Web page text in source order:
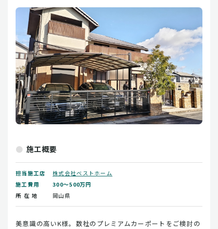
施工概要
担当施工店
株式会社ベストホーム
施工費用
300～500万円
所 在 地
岡山県
美意識の高いK様。数社のプレミアムカーポートをご検討の